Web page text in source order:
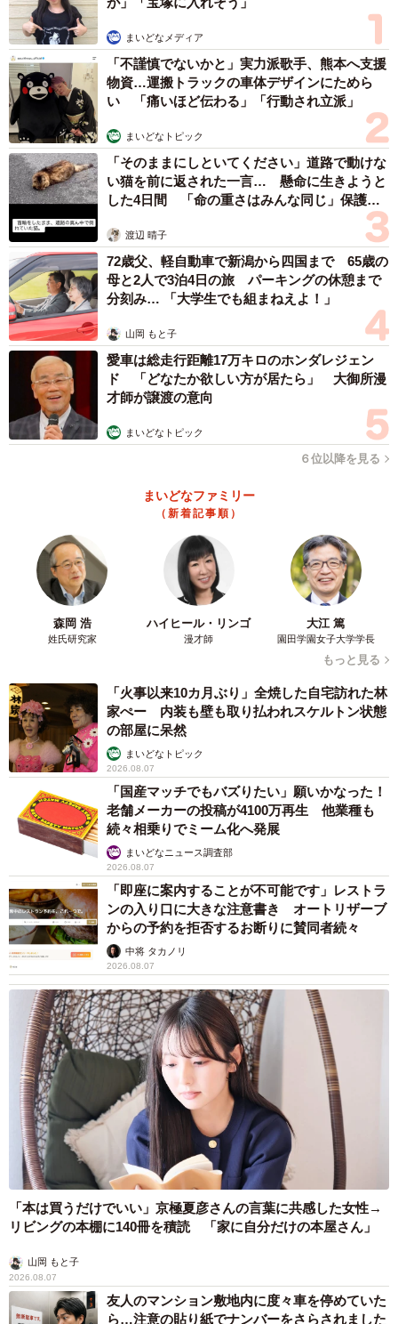
まいどなメディア
「不謹慎でないかと」実力派歌手、熊本へ支援
物資…運搬トラックの車体デザインにためら
い 「痛いほど伝わる」「行動され立派」
まいどなトピック
「そのままにしといてください」道路で動けな
い猫を前に返された一言… 懸命に生きようと
した4日間 「命の重さはみんな同じ」保護団
渡辺 晴子
72歳父、軽自動車で新潟から四国まで 65歳の
母と2人で3泊4日の旅 パーキングの休憩まで
分刻み… 「大学生でも組まねえよ！」
山岡 もと子
愛車は総走行距離17万キロのホンダレジェン
ド 「どなたか欲しい方が居たら」 大御所漫
才師が譲渡の意向
まいどなトピック
６位以降を見る
まいどなファミリー
（新着記事順）
森岡 浩
姓氏研究家
ハイヒール・リンゴ
漫才師
大江 篤
園田学園女子大学学長
もっと見る
「火事以来10カ月ぶり」全焼した自宅訪れた林
家ぺー 内装も壁も取り払われスケルトン状態
の部屋に呆然
まいどなトピック
2026.08.07
「国産マッチでもバズりたい」願いかなった！
老舗メーカーの投稿が4100万再生 他業種も
続々相乗りでミーム化へ発展
まいどなニュース調査部
2026.08.07
「即座に案内することが不可能です」レストラ
ンの入り口に大きな注意書き オートリザーブ
からの予約を拒否するお断りに賛同者続々
中将 タカノリ
2026.08.07
「本は買うだけでいい」京極夏彦さんの言葉に共感した女性→
リビングの本棚に140冊を積読 「家に自分だけの本屋さん」
山岡 もと子
2026.08.07
友人のマンション敷地内に度々車を停めていた
ら…注意の貼り紙でナンバーをさらされました